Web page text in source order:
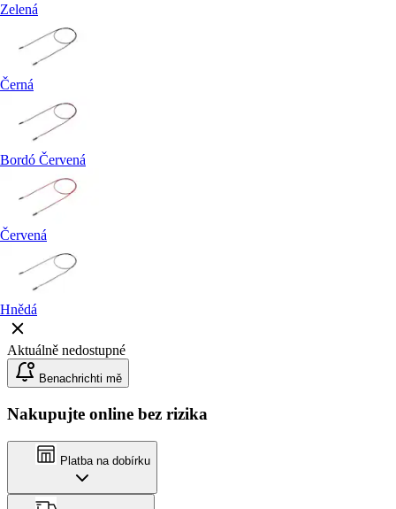
Zelená
Černá
Bordó Červená
Červená
Hnědá
Aktuálně nedostupné
Benachrichti mě
Nakupujte online bez rizika
Platba na dobírku